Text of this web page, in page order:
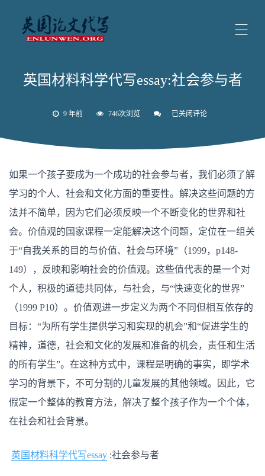
英国材料科学代写essay:社会参与者
9 年前 746次浏览
英
代
essay:
会
与
已关闭评论
如果一个孩子要成为一个成功的社会参与者，我们必须了解
学习的个人、社会和文化方面的重要性。解决这些问题的方
法并不简单，因为它们必须反映一个不断变化的世界和社
会。价值观的国家课程一定能解决这个问题，定位在一组关
于“自我关系的目的与价值、社会与环境”（1999，p148-
149），反映和影响社会的价值观。这些值代表的是一个对
个人，积极的道德共同体，与社会，与“快速变化的世界”
（1999 P10）。价值观进一步定义为两个不同但相互依存的
目标：“为所有学生提供学习和实现的机会”和“促进学生的
精神，道德，社会和文化的发展和准备的机会，责任和生活
的所有学生”。在这种方式中，课程是明确的事实，即学术
学习的背景下，不可分割的儿童发展的其他领域。因此，它
假定一个整体的教育方法，解决了整个孩子作为一个个体，
在社会和社会背景。
英国材料科学代写essay :社会参与者